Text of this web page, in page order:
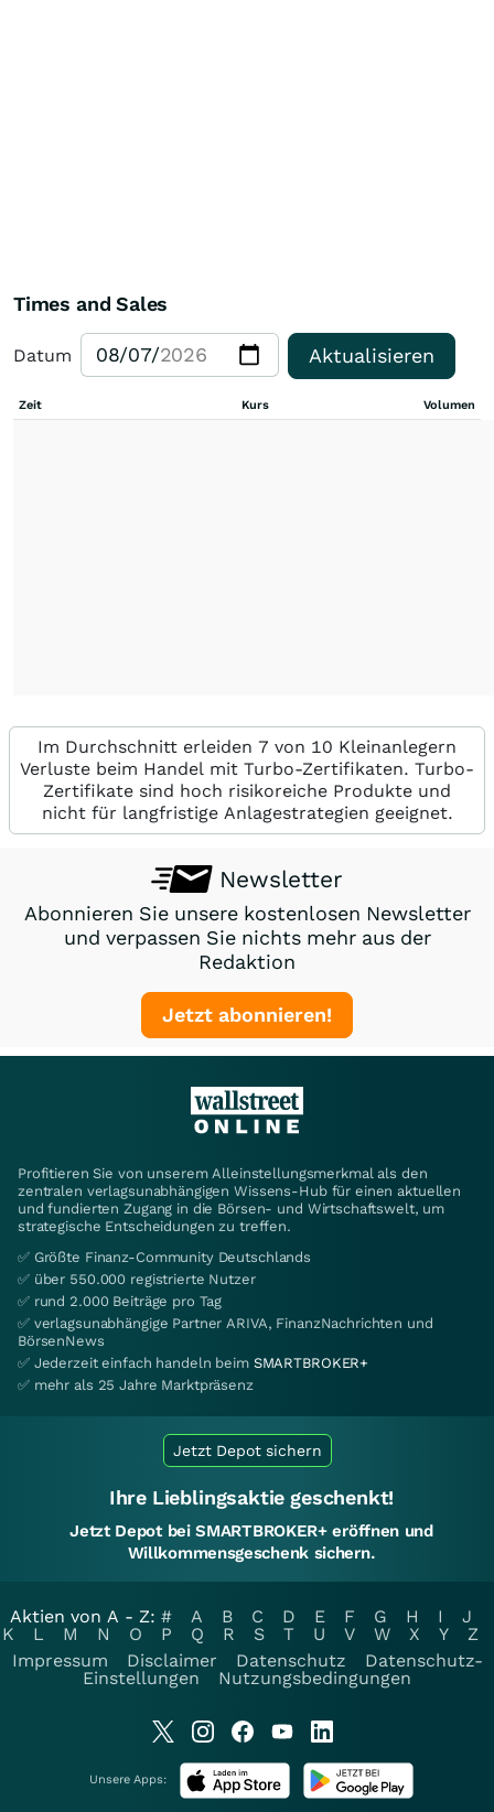
Times and Sales
Datum Aktualisieren
Zeit Kurs Volumen
Im Durchschnitt erleiden 7 von 10 Kleinanlegern
Verluste beim Handel mit Turbo-Zertifikaten. Turbo-
Zertifikate sind hoch risikoreiche Produkte und
nicht für langfristige Anlagestrategien geeignet.
Newsletter
Abonnieren Sie unsere kostenlosen Newsletter
und verpassen Sie nichts mehr aus der
Redaktion
Jetzt abonnieren!
Profitieren Sie von unserem Alleinstellungsmerkmal als den
zentralen verlagsunabhängigen Wissens-Hub für einen aktuellen
und fundierten Zugang in die Börsen- und Wirtschaftswelt, um
strategische Entscheidungen zu treffen.
✅ Größte Finanz-Community Deutschlands
✅ über 550.000 registrierte Nutzer
✅ rund 2.000 Beiträge pro Tag
✅ verlagsunabhängige Partner ARIVA, FinanzNachrichten und
BörsenNews
✅ Jederzeit einfach handeln beim SMARTBROKER+
✅ mehr als 25 Jahre Marktpräsenz
Jetzt Depot sichern
Ihre Lieblingsaktie geschenkt!
Jetzt Depot bei SMARTBROKER+ eröffnen und
Willkommensgeschenk sichern.
Aktien von A - Z: # A B C D E F G H I
J
K
L M N O P Q R S T U V W X Y
Z
Impressum
Disclaimer Datenschutz
Datenschutz-
Einstellungen
Nutzungsbedingungen
Unsere Apps: